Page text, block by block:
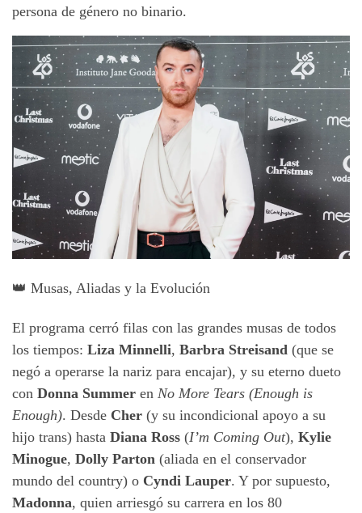
persona de género no binario.
👑 Musas, Aliadas y la Evolución
El programa cerró filas con las grandes musas de todos
los tiempos: Liza Minnelli, Barbra Streisand (que se
negó a operarse la nariz para encajar), y su eterno dueto
con Donna Summer en No More Tears (Enough is
Enough). Desde Cher (y su incondicional apoyo a su
hijo trans) hasta Diana Ross (I’m Coming Out), Kylie
Minogue, Dolly Parton (aliada en el conservador
mundo del country) o Cyndi Lauper. Y por supuesto,
Madonna, quien arriesgó su carrera en los 80